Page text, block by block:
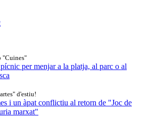
"Cuines"
per menjar a la platja, al parc o al
d'estiu!
i un àpat conflictiu al retorn de "Joc de
marxat"